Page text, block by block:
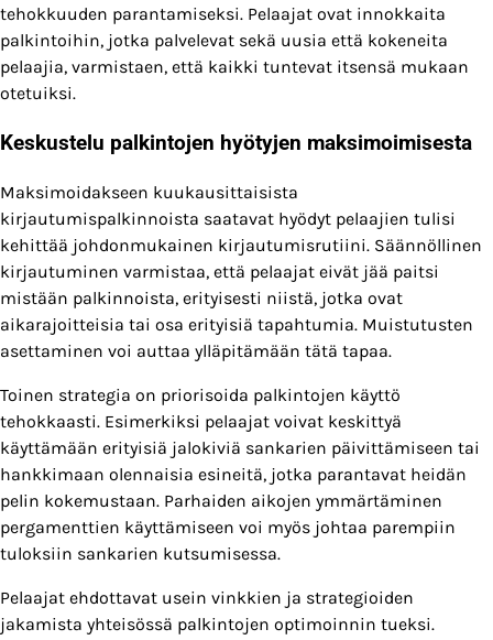
tehokkuuden parantamiseksi. Pelaajat ovat innokkaita
palkintoihin, jotka palvelevat sekä uusia että kokeneita
pelaajia, varmistaen, että kaikki tuntevat itsensä mukaan
otetuiksi.
Keskustelu palkintojen hyötyjen maksimoimisesta
Maksimoidakseen kuukausittaisista
kirjautumispalkinnoista saatavat hyödyt pelaajien tulisi
kehittää johdonmukainen kirjautumisrutiini. Säännöllinen
kirjautuminen varmistaa, että pelaajat eivät jää paitsi
mistään palkinnoista, erityisesti niistä, jotka ovat
aikarajoitteisia tai osa erityisiä tapahtumia. Muistutusten
asettaminen voi auttaa ylläpitämään tätä tapaa.
Toinen strategia on priorisoida palkintojen käyttö
tehokkaasti. Esimerkiksi pelaajat voivat keskittyä
käyttämään erityisiä jalokiviä sankarien päivittämiseen tai
hankkimaan olennaisia esineitä, jotka parantavat heidän
pelin kokemustaan. Parhaiden aikojen ymmärtäminen
pergamenttien käyttämiseen voi myös johtaa parempiin
tuloksiin sankarien kutsumisessa.
Pelaajat ehdottavat usein vinkkien ja strategioiden
jakamista yhteisössä palkintojen optimoinnin tueksi.